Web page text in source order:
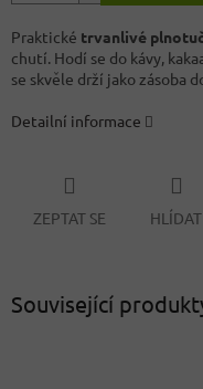
Praktické trvanlivé
chutí. Hodí se do kávy,
se skvěle drží jako zásoba
Detailní informace
ZEPTAT SE HLÍDAT
Související